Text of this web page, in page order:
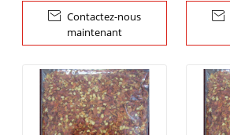
 Contactez-nous
maintenant
